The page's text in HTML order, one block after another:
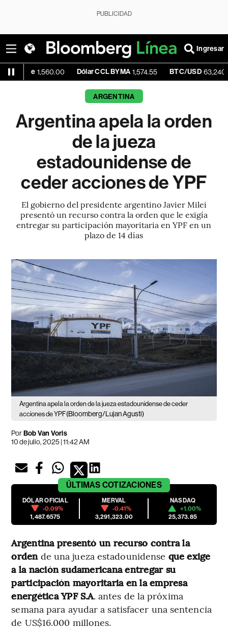
PUBLICIDAD
Ingresar
1,560.00 Dólar CCL BYMA 1,574.55 BTC/USD 63,240.08
ARGENTINA
Argentina apela la orden
de la jueza
estadounidense de
ceder acciones de YPF
El gobierno del presidente argentino Javier Milei
presentó un recurso contra la orden que le exigía
entregar su participación mayoritaria en YPF en un
plazo de 14 días
Argentina apela la orden de la jueza estadounidense de ceder
acciones de YPF(Bloomberg/Lujan Agusti)
PorBob Van Voris
10 de julio, 2025 | 11:42 AM
ÚLTIMAS COTIZACIONES
DÓLAR OFICIAL
-0.09%
1,487.6575
MERVAL
-0.41%
3,291,323.00
NASDAQ
+1.00%
25,373.85
Argentina presentó un recurso contra la
ordende una jueza estadounidense que exige
a la nación sudamericana entregar su
participación mayoritaria en la empresa
energética YPF S.A. antes de la próxima
semana para ayudar a satisfacer una sentencia
de US$16.000 millones.